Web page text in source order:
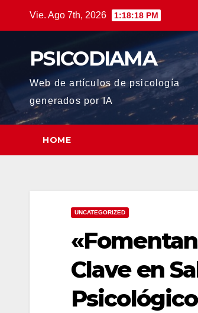
Vie. Ago 7th, 2026 1:18:19 PM
PSICODIAMA
Web de artículos de psicología
generados por IA
HOME
UNCATEGORIZED
Clave en